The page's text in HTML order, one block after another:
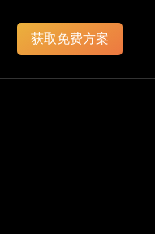
获取免费方案